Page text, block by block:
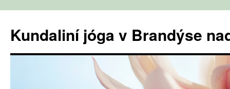
obsahu
webu
Kundaliní jóga v Brandýse